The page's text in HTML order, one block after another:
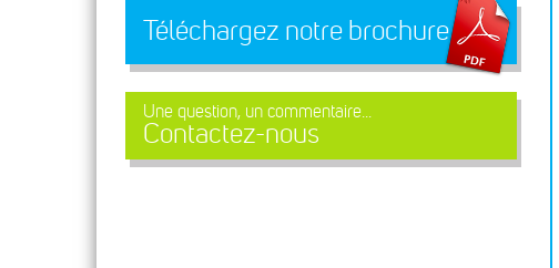
Téléchargez notre brochure
Une question, un commentaire...
Contactez-nous